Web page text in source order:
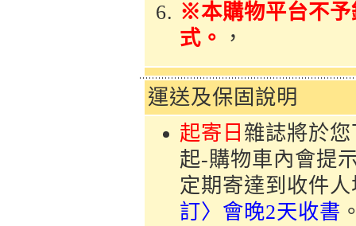
※本購物平台不予
式。
，
運送及保固說明
起寄日 雜誌將於
起-購物車內會提
定期寄達到收件
訂〉會晚2天收書